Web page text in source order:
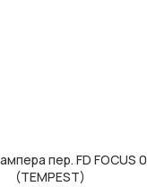
пер. FD FOCUS
(TEMPEST)